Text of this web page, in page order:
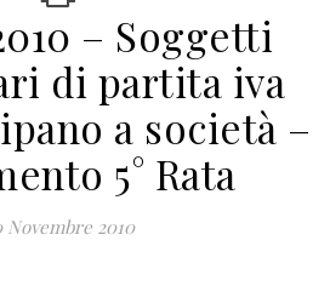
– Soggetti
di partita iva
a società –
5° Rata
Novembre 2010